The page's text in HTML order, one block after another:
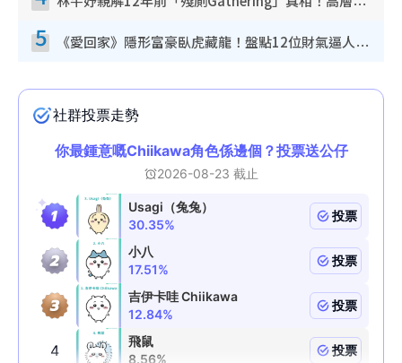
5 《愛回家》隱形富豪臥虎藏龍！盤點12位財氣逼人的有錢藝人：呢位靚女3億身家唔憂做